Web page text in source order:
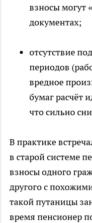
взносы могут
документах;
отсутствие
периодов
вредное
бумаг расчёт
что сильно
В практике
в старой системе
взносы одного
другого с
такой путаницы
время пенсионер